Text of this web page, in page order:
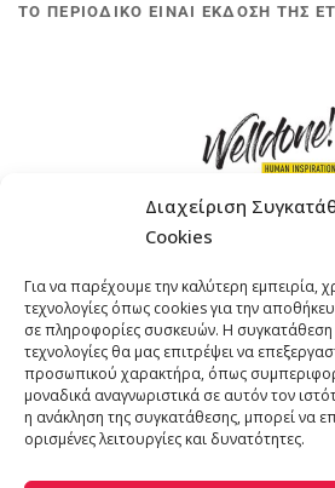
Διαχείριση
Cookies
Για να παρέχουμε την καλύτερη εμπειρία,
τεχνολογίες όπως cookies για την
σε πληροφορίες συσκευών. Η συγκατάθεση
τεχνολογίες θα μας επιτρέψει να
προσωπικού χαρακτήρα, όπως
μοναδικά αναγνωριστικά σε αυτόν τον
η ανάκληση της συγκατάθεσης, μπορεί να
ορισμένες λειτουργίες και δυνατότητες.
ΤΟ ΠΕΡΙΟΔΙΚΟ ΕΙΝΑΙ ΕΚΔΟΣΗ ΤΗΣ
ΤΗΛΕΦΩΝΟ: +30 211 4021758
EMAIL:info@welldone.com.gr